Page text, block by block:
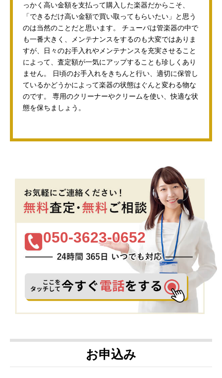
っかく高い金額を支払って購入した楽器だからこそ、
「できるだけ高い金額で買い取ってもらいたい」と思う
のは当然のことだと思います。 チューバは管楽器の中で
も一番大きく、メンテナンスをするのも大変ではありま
すが、日々のお手入れやメンテナンスを充実させること
によって、査定額が一気にアップすることも珍しくあり
ません。 日頃のお手入れをきちんと行い、適切に保管し
ているかどうかによって楽器の状態はぐんと変わる物な
のです。 専用のクリーナーやクリームを使い、快適な状
態を保ちましょう。
050-3623-0652
お申込み